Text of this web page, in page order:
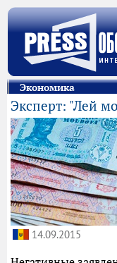
Экономика
Эксперт: "Лей
14.09.2015